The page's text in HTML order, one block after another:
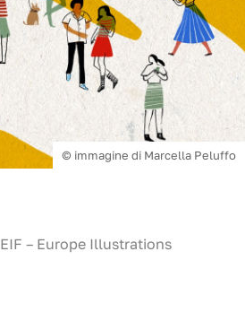
© immagine di Marcella Peluffo
EIF – Europe Illustrations